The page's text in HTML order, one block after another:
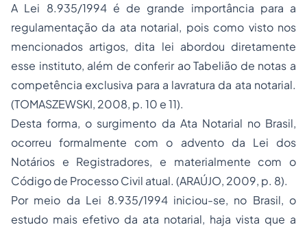
A Lei 8.935/1994 é de grande importância para a
regulamentação da ata notarial, pois como visto nos
mencionados artigos, dita lei abordou diretamente
esse instituto, além de conferir ao Tabelião de notas a
competência exclusiva para a lavratura da ata notarial.
(TOMASZEWSKI, 2008, p. 10 e 11).
Desta forma, o surgimento da Ata Notarial no Brasil,
ocorreu formalmente com o advento da Lei dos
Notários e Registradores, e materialmente com o
Código de Processo Civil atual. (ARAÚJO, 2009, p. 8).
Por meio da Lei 8.935/1994 iniciou-se, no Brasil, o
estudo mais efetivo da ata notarial, haja vista que a